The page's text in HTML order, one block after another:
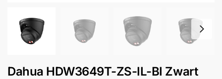
&
Intercom
Dahua HDW3649T-ZS-IL-BI Zwart